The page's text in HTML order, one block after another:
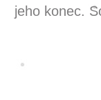
jeho konec.